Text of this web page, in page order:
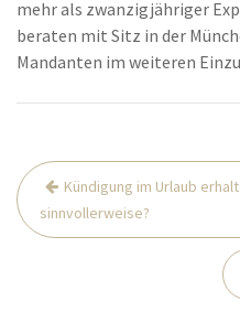
mehr als zwanzigjähriger
beraten mit Sitz in der
Mandanten im weiteren
Beitrags-
Navigation
Kündigung im Urlaub
sinnvollerweise?